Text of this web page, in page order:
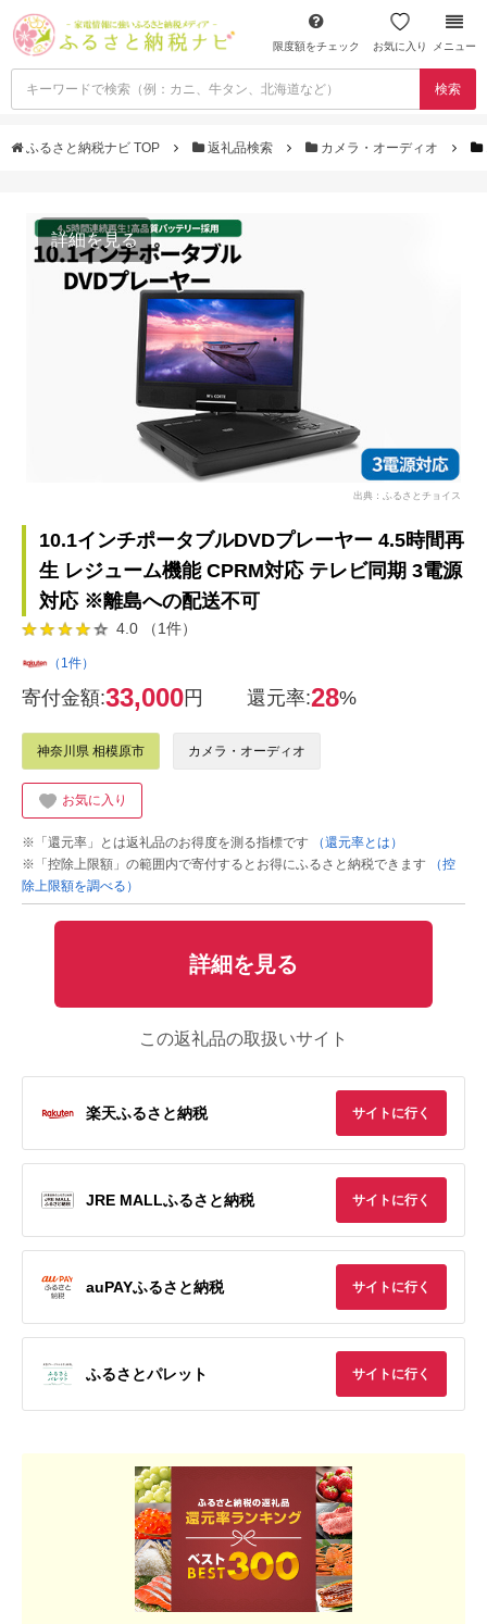
限度額をチェック お気に入り メニュー
検索
ふるさと納税ナビ TOP 返礼品検索 カメラ・オーディオ
詳細を見る
出典：ふるさとチョイス
10.1インチポータブルDVDプレーヤー 4.5時間再
生 レジューム機能 CPRM対応 テレビ同期 3電源
対応 ※離島への配送不可
4.0 （1件）
（1件）
寄付金額:33,000円 還元率:28%
神奈川県 相模原市 カメラ・オーディオ
お気に入り
※「還元率」とは返礼品のお得度を測る指標です
（還元率とは）
※「控除上限額」の範囲内で寄付するとお得にふるさと納税できます
（控
除上限額を調べる）
詳細を見る
この返礼品の取扱いサイト
楽天ふるさと納税 サイトに行く
JRE MALLふるさと納税 サイトに行く
auPAYふるさと納税 サイトに行く
ふるさとパレット サイトに行く